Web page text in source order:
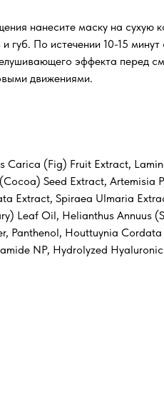
нанесите маску на сухую
и губ. По истечении 10-15
эффекта перед
движениями.
(Fig) Fruit Extract,
Seed Extract, Artemisia
Extract, Spiraea Ulmaria
Leaf Oil, Helianthus Annuus
Panthenol, Houttuynia Cordata
NP, Hydrolyzed